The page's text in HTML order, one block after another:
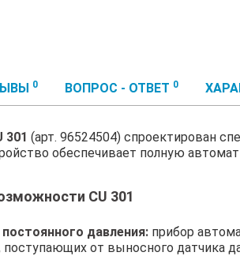
0 ВОПРОС - ОТВЕТ 0
301 (арт. 96524504) спроектирован
обеспечивает полную
CU 301
давления: прибор
поступающих от выносного датчика